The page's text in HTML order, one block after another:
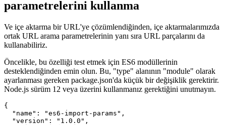
Bir içe aktarma için URL sorgu
parametrelerini kullanma
ortak URL arama parametrelerinin yanı sıra URL parçalarını da
kullanabiliriz.
Öncelikle, bu özelliği test etmek için ES6 modüllerinin
desteklendiğinden emin olun. Bu, "type" alanının "module" olarak
ayarlanması gereken package.json'da küçük bir değişiklik gerektirir.
Node.js sürüm 12 veya üzerini kullanmanız gerektiğini unutmayın.